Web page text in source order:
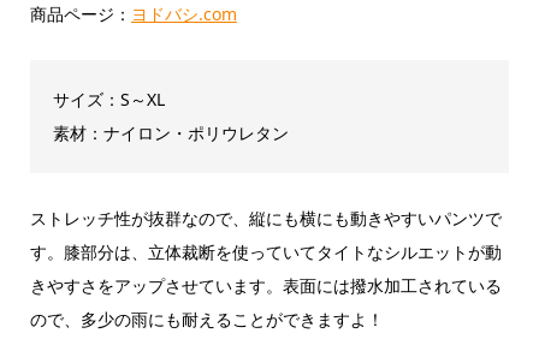
商品ページ： ヨドバシ.com
サイズ：S～XL
素材：ナイロン・ポリウレタン
ストレッチ性が抜群なので、縦にも横にも動きやすいパンツで
す。膝部分は、立体裁断を使っていてタイトなシルエットが動
きやすさをアップさせています。表面には撥水加工されている
ので、多少の雨にも耐えることができますよ！